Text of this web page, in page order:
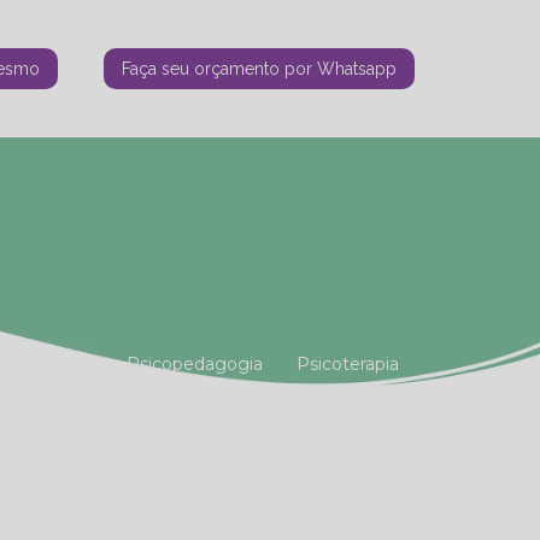
Faça seu orçamento por Whatsapp
Psicopedagogia Psicoterapia